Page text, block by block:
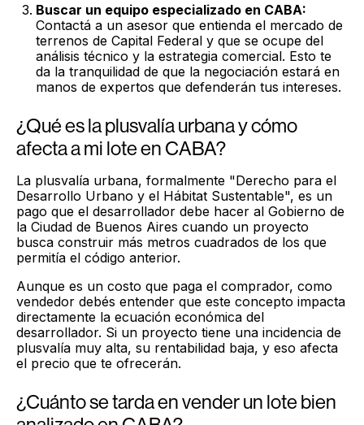
Buscar un equipo especializado en CABA:
Contactá a un asesor que entienda el mercado de
terrenos de Capital Federal y que se ocupe del
análisis técnico y la estrategia comercial. Esto te
da la tranquilidad de que la negociación estará en
manos de expertos que defenderán tus intereses.
¿Qué es la plusvalía urbana y cómo
afecta a mi lote en CABA?
La plusvalía urbana, formalmente "Derecho para el
Desarrollo Urbano y el Hábitat Sustentable", es un
pago que el desarrollador debe hacer al Gobierno de
la Ciudad de Buenos Aires cuando un proyecto
busca construir más metros cuadrados de los que
permitía el código anterior.
Aunque es un costo que paga el comprador, como
vendedor debés entender que este concepto impacta
directamente la ecuación económica del
desarrollador. Si un proyecto tiene una incidencia de
plusvalía muy alta, su rentabilidad baja, y eso afecta
el precio que te ofrecerán.
¿Cuánto se tarda en vender un lote bien